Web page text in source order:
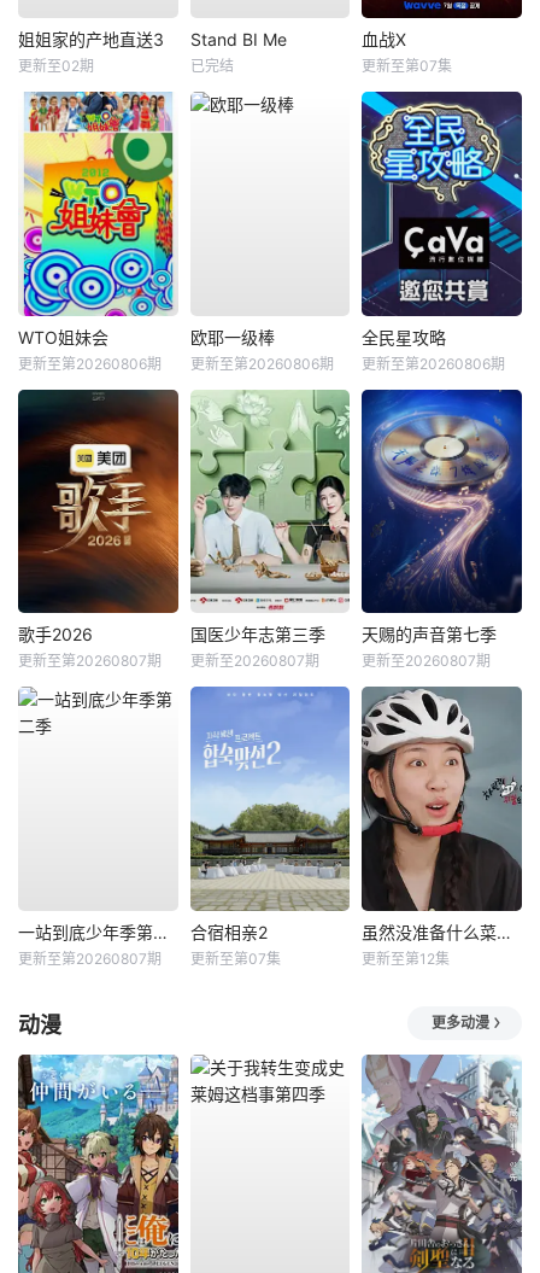
姐姐家的产地直送3
更新至02期
Stand BI Me
已完结
血战X
更新至第07集
WTO姐妹会
更新至第20260806期
欧耶一级棒
更新至第20260806期
全民星攻略
更新至第20260806期
歌手2026
更新至第20260807期
国医少年志第三季
更新至20260807期
天赐的声音第七季
更新至20260807期
一站到底少年季第二季
更新至第20260807期
合宿相亲2
更新至第07集
虽然没准备什么菜第四季
更新至第12集
动漫 更多动漫